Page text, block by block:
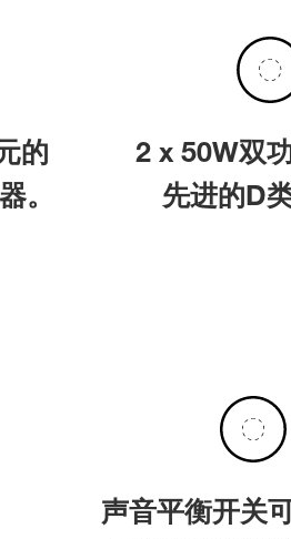
的
。
2 x 50W双
先进的D
声音平衡开关